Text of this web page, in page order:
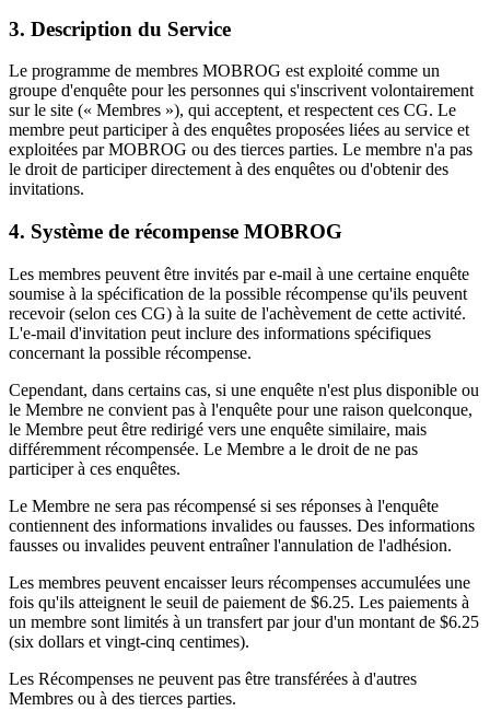
3. Description du Service
Le programme de membres MOBROG est exploité comme un
groupe d'enquête pour les personnes qui s'inscrivent volontairement
sur le site (« Membres »), qui acceptent, et respectent ces CG. Le
membre peut participer à des enquêtes proposées liées au service et
exploitées par MOBROG ou des tierces parties. Le membre n'a pas
le droit de participer directement à des enquêtes ou d'obtenir des
invitations.
4. Système de récompense MOBROG
Les membres peuvent être invités par e-mail à une certaine enquête
soumise à la spécification de la possible récompense qu'ils peuvent
recevoir (selon ces CG) à la suite de l'achèvement de cette activité.
L'e-mail d'invitation peut inclure des informations spécifiques
concernant la possible récompense.
Cependant, dans certains cas, si une enquête n'est plus disponible ou
le Membre ne convient pas à l'enquête pour une raison quelconque,
le Membre peut être redirigé vers une enquête similaire, mais
différemment récompensée. Le Membre a le droit de ne pas
participer à ces enquêtes.
Le Membre ne sera pas récompensé si ses réponses à l'enquête
contiennent des informations invalides ou fausses. Des informations
fausses ou invalides peuvent entraîner l'annulation de l'adhésion.
Les membres peuvent encaisser leurs récompenses accumulées une
fois qu'ils atteignent le seuil de paiement de $6.25. Les paiements à
un membre sont limités à un transfert par jour d'un montant de $6.25
(six dollars et vingt-cinq centimes).
Les Récompenses ne peuvent pas être transférées à d'autres
Membres ou à des tierces parties.